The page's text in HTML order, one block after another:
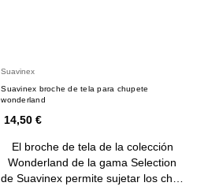
Suavinex
Suavinex broche de tela para chupete
wonderland
14,50 €
El broche de tela de la colección
Wonderland de la gama Selection
de Suavinex permite sujetar los ch…